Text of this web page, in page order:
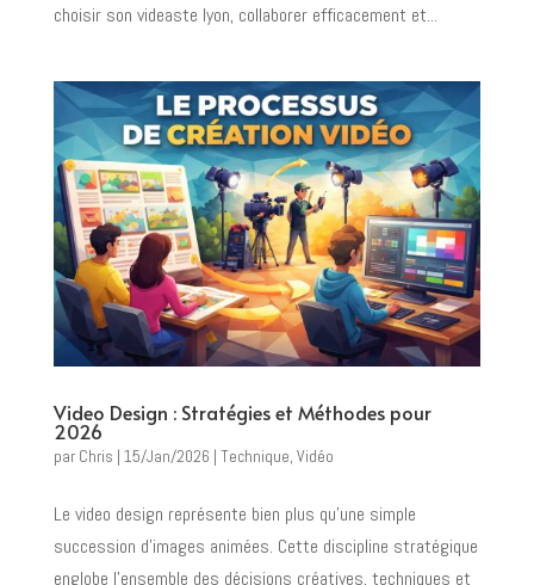
choisir son videaste lyon, collaborer efficacement et...
Video Design : Stratégies et Méthodes pour
2026
par Chris | 15/Jan/2026 | Technique, Vidéo
Le video design représente bien plus qu'une simple
succession d'images animées. Cette discipline stratégique
englobe l'ensemble des décisions créatives, techniques et